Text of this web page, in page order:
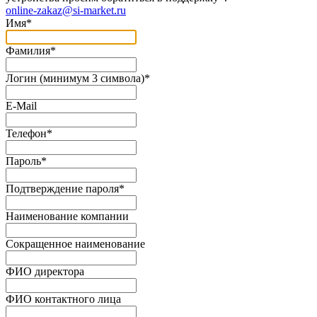
online-zakaz@si-market.ru
Имя*
Фамилия*
Логин (минимум 3 символа)*
E-Mail
Телефон*
Пароль*
Подтверждение пароля*
Наименование компании
Сокращенное наименование
ФИО директора
ФИО контактного лица